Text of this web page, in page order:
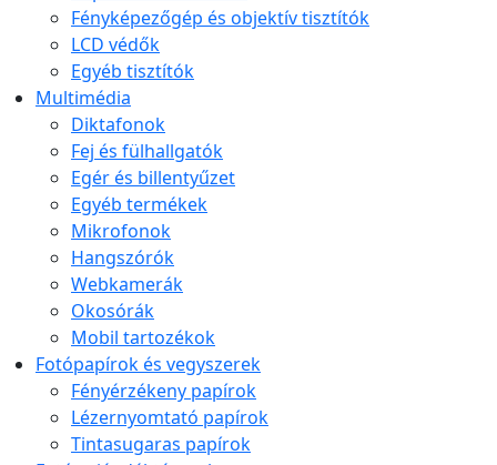
Fényképezőgép és objektív tisztítók
LCD védők
Egyéb tisztítók
Multimédia
Diktafonok
Fej és fülhallgatók
Egér és billentyűzet
Egyéb termékek
Mikrofonok
Hangszórók
Webkamerák
Okosórák
Mobil tartozékok
Fotópapírok és vegyszerek
Fényérzékeny papírok
Lézernyomtató papírok
Tintasugaras papírok